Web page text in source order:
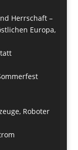
Herrschaft –
Europa,
Roboter